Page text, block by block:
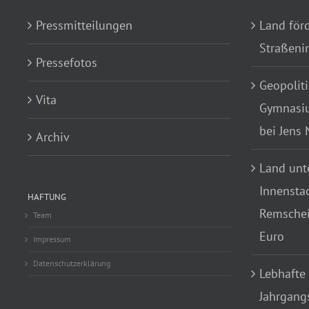
Pressmitteilungen
Pressefotos
Vita
Archiv
HAFTUNG
Team
Impressum
Datenschutzerklärung
Land
bei Jens
Land
Euro